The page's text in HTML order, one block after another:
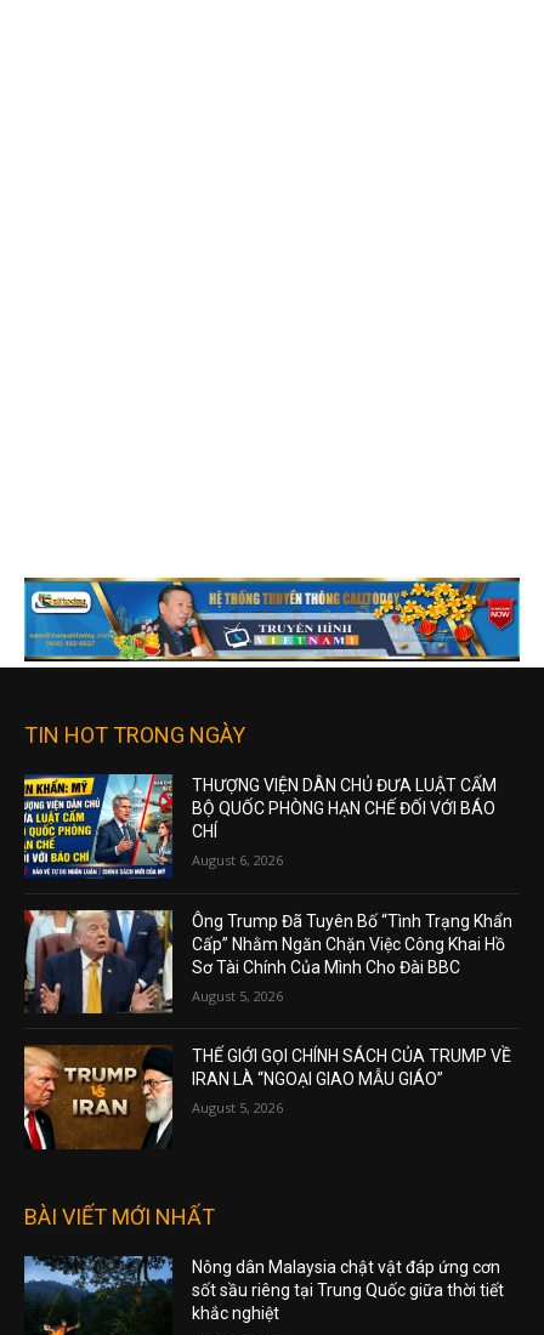
TIN HOT TRONG NGÀY
THƯỢNG VIỆN DÂN CHỦ ĐƯA LUẬT CẤM
BỘ QUỐC PHÒNG HẠN CHẾ ĐỐI VỚI BÁO
CHÍ
August 6, 2026
Ông Trump Đã Tuyên Bố “Tình Trạng Khẩn
Cấp” Nhằm Ngăn Chặn Việc Công Khai Hồ
Sơ Tài Chính Của Mình Cho Đài BBC
August 5, 2026
THẾ GIỚI GỌI CHÍNH SÁCH CỦA TRUMP VỀ
IRAN LÀ “NGOẠI GIAO MẪU GIÁO”
August 5, 2026
BÀI VIẾT MỚI NHẤT
Nông dân Malaysia chật vật đáp ứng cơn
sốt sầu riêng tại Trung Quốc giữa thời tiết
khắc nghiệt